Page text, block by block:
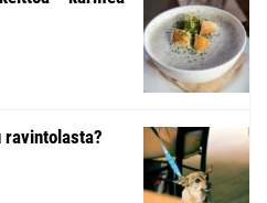
ravintolasta?